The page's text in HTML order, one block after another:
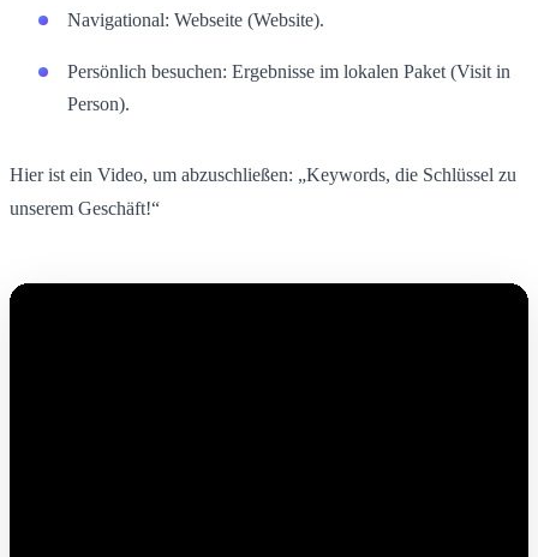
Navigational: Webseite (Website).
Persönlich besuchen: Ergebnisse im lokalen Paket (Visit in
Person).
Hier ist ein Video, um abzuschließen: „Keywords, die Schlüssel zu
unserem Geschäft!“